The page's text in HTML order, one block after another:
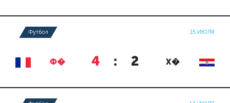
Футбол 15 ИЮЛЯ
Ф� 4 : 2 Х�